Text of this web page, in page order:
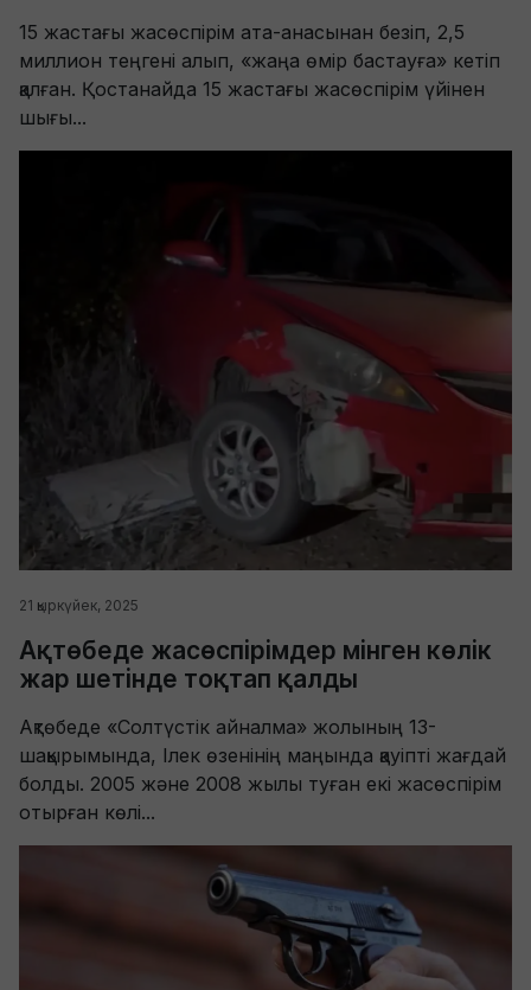
15 жастағы жасөспірім ата-анасынан безіп, 2,5
миллион теңгені алып, «жаңа өмір бастауға» кетіп
қалған. Қостанайда 15 жастағы жасөспірім үйінен
шығы...
21 қыркүйек, 2025
Ақтөбеде жасөспірімдер мінген көлік
жар шетінде тоқтап қалды
Ақтөбеде «Солтүстік айналма» жолының 13-
шақырымында, Ілек өзенінің маңында қауіпті жағдай
болды. 2005 және 2008 жылы туған екі жасөспірім
отырған көлі...